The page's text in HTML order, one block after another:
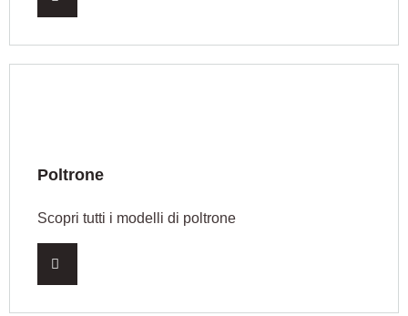
Poltrone
Scopri tutti i modelli di poltrone